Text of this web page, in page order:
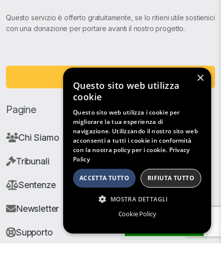
Questo servizio è offerto gratuitamente, se lo ritieni utile sostienici
con una donazione per portare avanti il nostro progetto.
Pagine
Chi Siamo
Tribunali
Sentenze
Newsletter
Supporto
×
Questo sito web utilizza
cookie
Questo sito web utilizza i cookie per
migliorare la tua esperienza di
navigazione. Utilizzando il nostro sito web
acconsenti a tutti i cookie in conformità
con la nostra policy per i cookie. Privacy
Policy
ACCETTA TUTTO RIFIUTA TUTTO
MOSTRA DETTAGLI
Cookie Policy